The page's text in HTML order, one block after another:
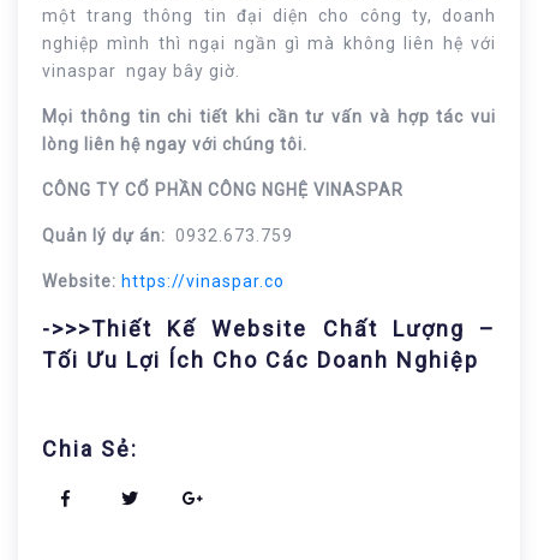
một trang thông tin đại diện cho công ty, doanh
nghiệp mình thì ngại ngần gì mà không liên hệ với
vinaspar ngay bây giờ.
Mọi thông tin chi tiết khi cần tư vấn và hợp tác vui
lòng liên hệ ngay với chúng tôi.
CÔNG TY CỔ PHẦN CÔNG NGHỆ VINASPAR
Quản lý dự án: 0932.673.759
Website: https://vinaspar.co
->>>Thiết Kế Website Chất Lượng –
Tối Ưu Lợi Ích Cho Các Doanh Nghiệp
Chia Sẻ: